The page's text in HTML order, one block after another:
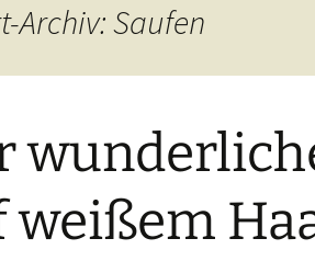
Archiv: Saufen
weißem